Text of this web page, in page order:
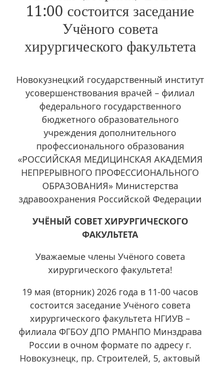
11:00 состоится заседание
Учёного совета
хирургического факультета
Новокузнецкий государственный институт
усовершенствования врачей – филиал
федерального государственного
бюджетного образовательного
учреждения дополнительного
профессионального образования
«РОССИЙСКАЯ МЕДИЦИНСКАЯ АКАДЕМИЯ
НЕПРЕРЫВНОГО ПРОФЕССИОНАЛЬНОГО
ОБРАЗОВАНИЯ» Министерства
здравоохранения Российской Федерации
УЧЁНЫЙ СОВЕТ ХИРУРГИЧЕСКОГО
ФАКУЛЬТЕТА
Уважаемые члены Учёного совета
хирургического факультета!
19 мая (вторник) 2026 года в 11-00 часов
состоится заседание Учёного совета
хирургического факультета НГИУВ –
филиала ФГБОУ ДПО РМАНПО Минздрава
России в очном формате по адресу г.
Новокузнецк, пр. Строителей, 5, актовый